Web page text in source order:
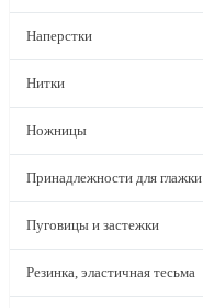
Наперстки
Нитки
Ножницы
Принадлежности для глажки
Пуговицы и застежки
Резинка, эластичная тесьма